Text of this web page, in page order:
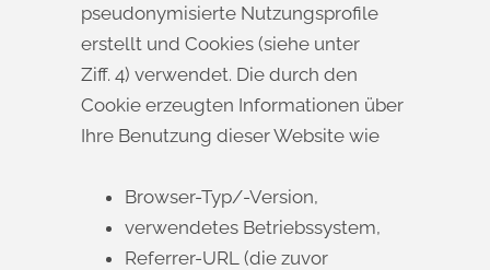
pseudonymisierte Nutzungsprofile
erstellt und Cookies (siehe unter
Ziff. 4) verwendet. Die durch den
Cookie erzeugten Informationen über
Ihre Benutzung dieser Website wie
Browser-Typ/-Version,
verwendetes Betriebssystem,
Referrer-URL (die zuvor